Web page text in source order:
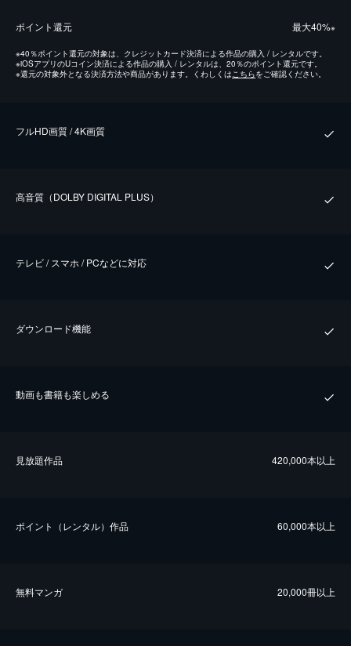
ポイント還元 最⼤40%※
※40％ポイント還元の対象は、クレジットカード決済による作品の購入 / レンタルです。
※iOSアプリのUコイン決済による作品の購入 / レンタルは、20％のポイント還元です。
※還元の対象外となる決済方法や商品があります。くわしくは こちらをご確認ください。
フルHD画質 / 4K画質
⾼⾳質（DOLBY DIGITAL PLUS）
テレビ / スマホ / PCなどに対応
ダウンロード機能
動画も書籍も楽しめる
⾒放題作品 420,000本以上
ポイント（レンタル）作品 60,000本以上
無料マンガ 20,000冊以上